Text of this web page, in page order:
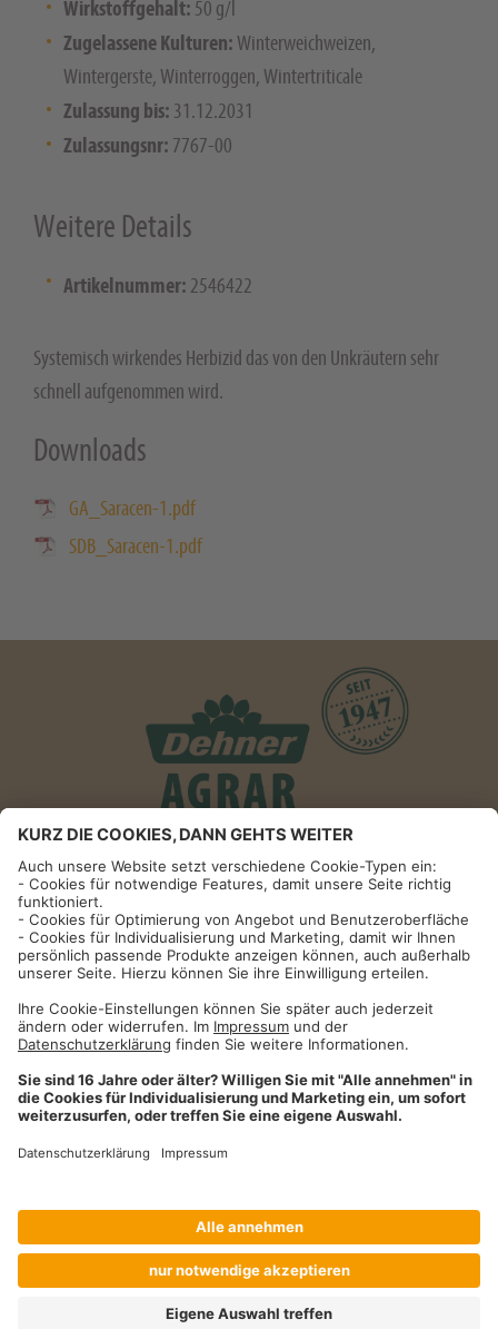
Wirkstoffgehalt: 50 g/l
Zugelassene Kulturen: Winterweichweizen,
Wintergerste, Winterroggen, Wintertriticale
Zulassung bis: 31.12.2031
Zulassungsnr: 7767-00
Weitere Details
Artikelnummer: 2546422
Systemisch wirkendes Herbizid das von den Unkräutern sehr
schnell aufgenommen wird.
Downloads
GA_Saracen-1.pdf
SDB_Saracen-1.pdf
Informationen
Impressum
Datenschutzhinweise
AGB und Widerrufsbelehrung
Dehner Unternehmen
Cookie-Einstellungen
Dehner Agrar GmbH & Co. KG
09090 / 77 72 72
Fax09090 / 77 73 91
agrar@dehner.de